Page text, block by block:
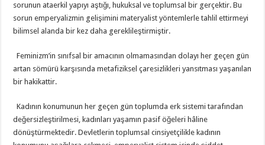
sorunun ataerkil yapıyı aştığı, hukuksal ve toplumsal bir gerçektir. Bu
sorun emperyalizmin gelişimini materyalist yöntemlerle tahlil ettirmeyi
bilimsel alanda bir kez daha gereklileştirmiştir.
Feminizm’in sınıfsal bir amacının olmamasından dolayı her geçen gün
artan sömürü karşısında metafiziksel çaresizlikleri yansıtması yaşanılan
bir hakikattir.
Kadının konumunun her geçen gün toplumda erk sistemi tarafından
değersizleştirilmesi, kadınları yaşamın pasif öğeleri hâline
dönüştürmektedir. Devletlerin toplumsal cinsiyetçilikle kadının